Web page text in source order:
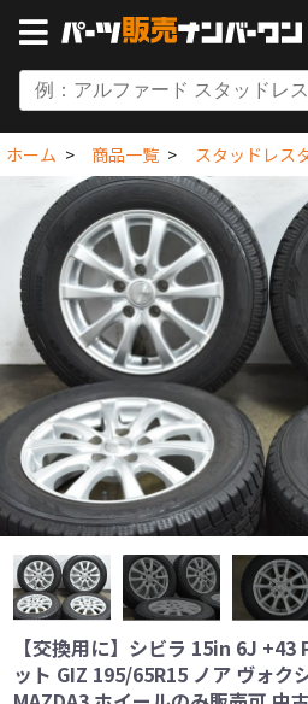
ホーム 商品一覧 スタッドレス
【交換用に】シビラ 15in 6J +43
ット GIZ 195/65R15 ノア ヴォク